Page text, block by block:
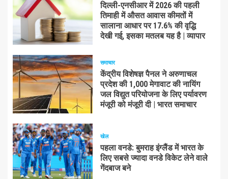
दिल्ली-एनसीआर में 2026 की पहली
तिमाही में औसत आवास कीमतों में
सालाना आधार पर 17.6% की वृद्धि
देखी गई, इसका मतलब यह है | व्यापार
समाचार
केंद्रीय विशेषज्ञ पैनल ने अरुणाचल
प्रदेश की 1,000 मेगावाट की नायिंग
जल विद्युत परियोजना के लिए पर्यावरण
मंजूरी को मंजूरी दी | भारत समाचार
खेल
पहला वनडे: बुमराह इंग्लैंड में भारत के
लिए सबसे ज्यादा वनडे विकेट लेने वाले
गेंदबाज बने